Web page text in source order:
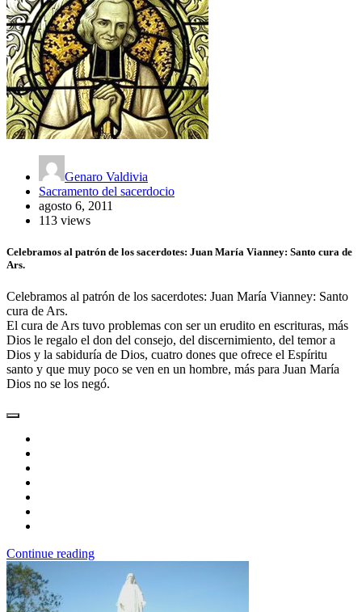
Genaro Valdivia
Sacramento del sacerdocio
agosto 6, 2011
113 views
Celebramos al patrón de los sacerdotes: Juan María Vianney: Santo cura de
Ars.
Celebramos al patrón de los sacerdotes: Juan María Vianney: Santo
cura de Ars.
El cura de Ars tuvo problemas con ser un erudito en escrituras, más
Dios le regalo el don del consejo, del discernimiento, del temor a
Dios y la sabiduría de Dios, cuatro dones que ofrece el Espíritu
santo y que muy poco se ven en un hombre, más para Juan María
Dios no se los negó.
Continue reading